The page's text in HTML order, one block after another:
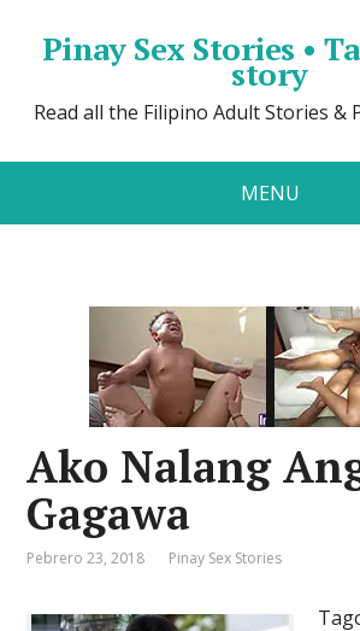
Pinay Sex Stories •
story
Read all the Filipino Adult Stories &
MENU
Ako Nalang
Gagawa
Pebrero 23, 2018 Pinay Sex Stories